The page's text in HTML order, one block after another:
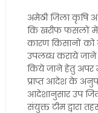
अमेठी जिला कृषि
कि खरीफ फसलों में
कारण किसानों को
उपलब्ध कराये जाने
किये जाने हेतु अपर
प्राप्त आदेश के
आदेशानुसार उप
संयुक्त टीम द्वारा